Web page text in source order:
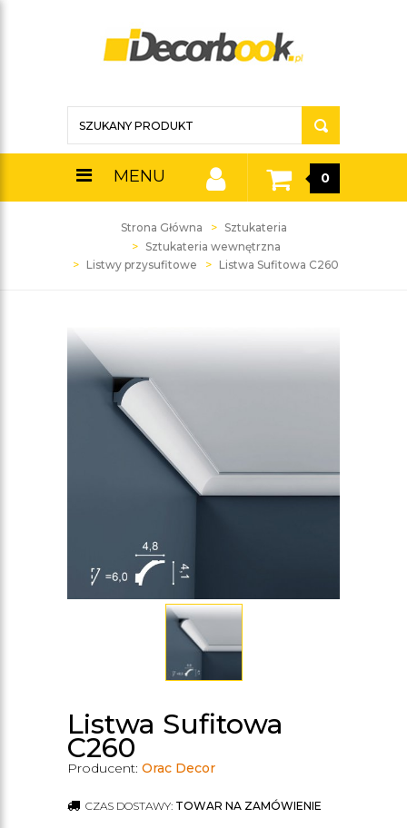
MENU 0
Strona Główna
Sztukateria
Sztukateria wewnętrzna
Listwy przysufitowe
Listwa Sufitowa C260
Listwa Sufitowa
C260
Producent: Orac Decor
CZAS DOSTAWY: TOWAR NA ZAMÓWIENIE